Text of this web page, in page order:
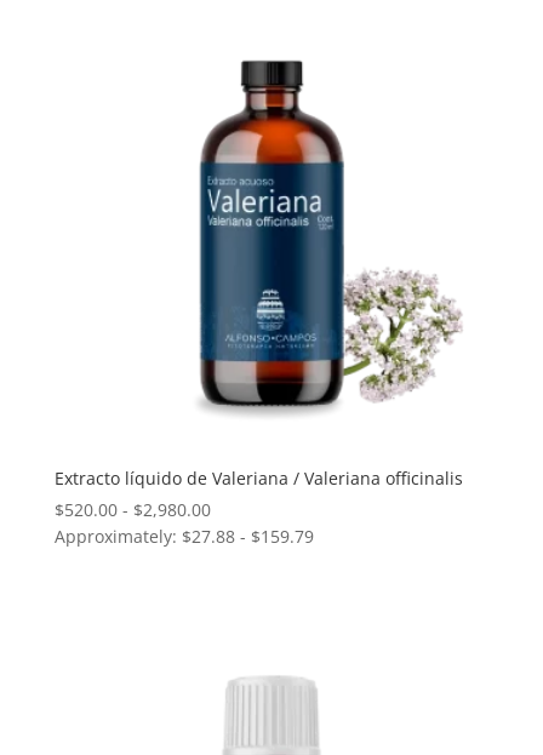
hasta
$4,200.00
Extracto líquido de Valeriana / Valeriana officinalis
$520.00 - $2,980.00Rango
de
$2,980.00
Approximately: $27.88 - $159.79